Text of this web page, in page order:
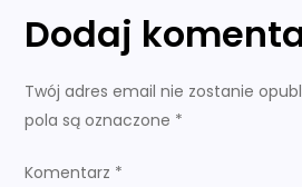
i
g
Dodaj
Twój adres email nie zostanie
pola są oznaczone *
Komentarz *